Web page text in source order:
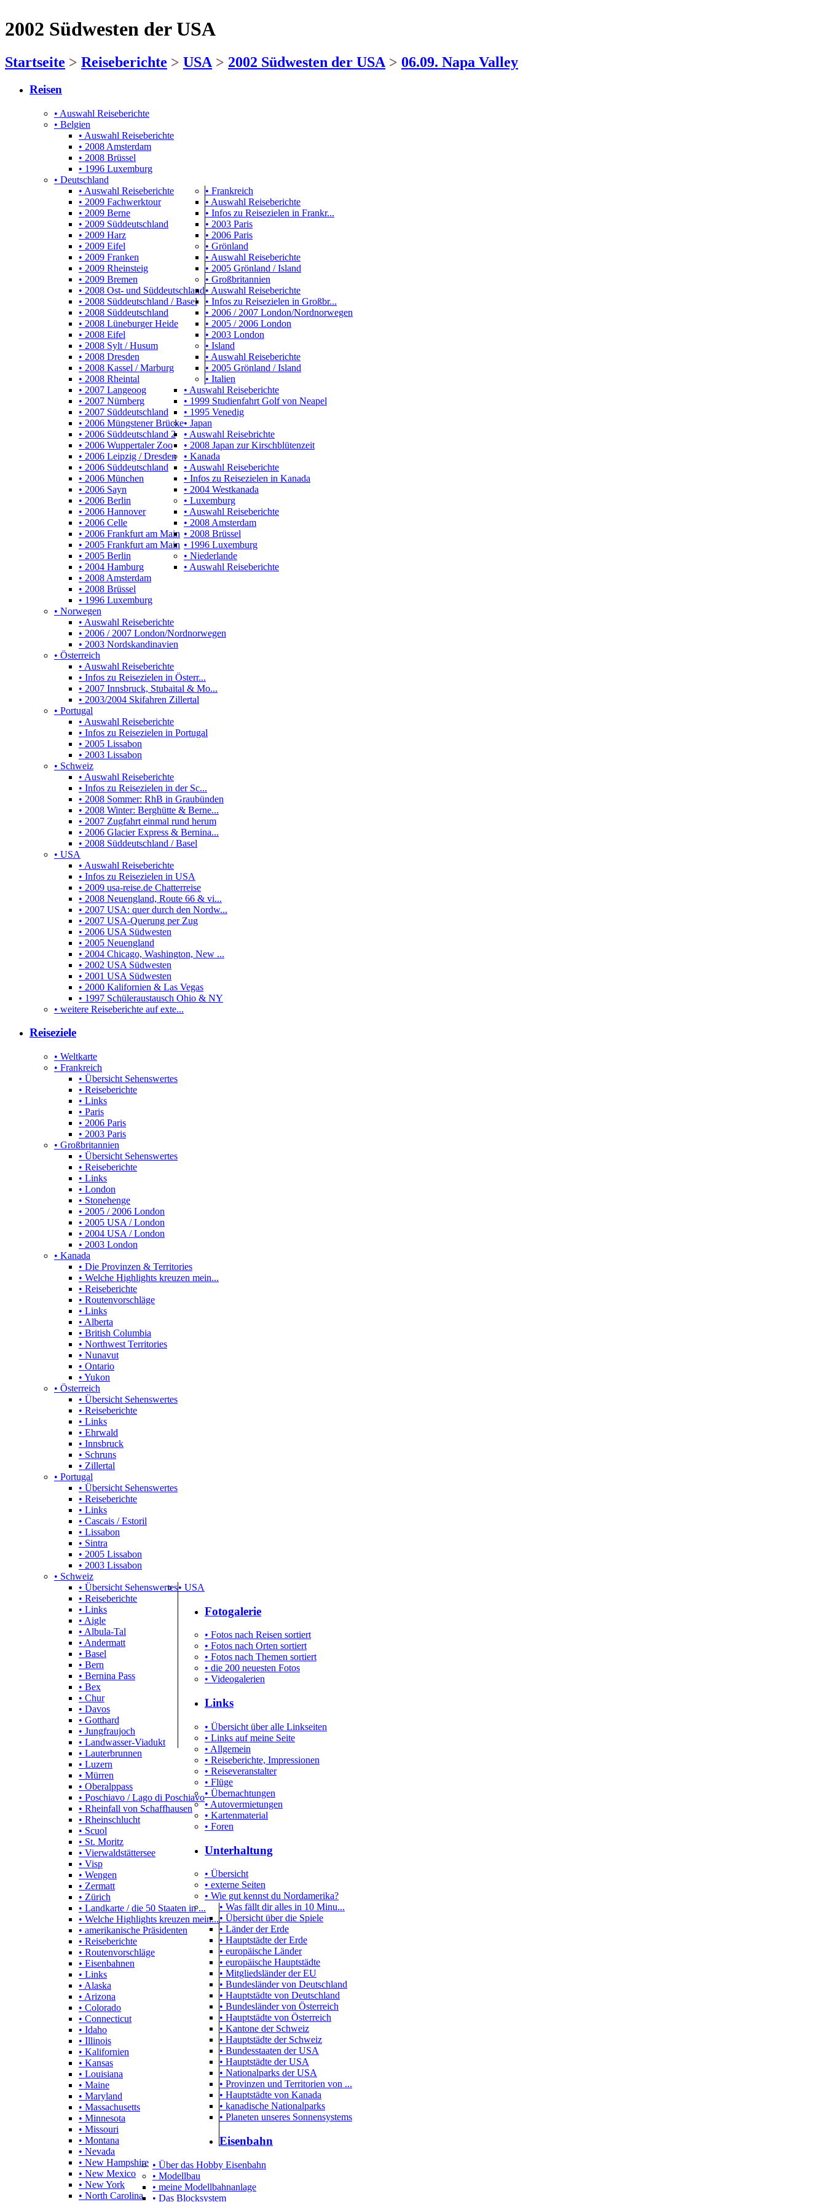
2002 Südwesten der USA
Startseite > Reiseberichte > USA > 2002 Südwesten der USA > 06.09. Napa Valley
Reisen
• Auswahl Reiseberichte
• Belgien
• Auswahl Reiseberichte
• 2008 Amsterdam
• 2008 Brüssel
• 1996 Luxemburg
• Deutschland
• Auswahl Reiseberichte
• 2009 Fachwerktour
• 2009 Berne
• 2009 Süddeutschland
• 2009 Harz
• 2009 Eifel
• 2009 Franken
• 2009 Rheinsteig
• 2009 Bremen
• 2008 Ost- und Süddeutschland
• 2008 Süddeutschland / Basel
• 2008 Süddeutschland
• 2008 Lüneburger Heide
• 2008 Eifel
• 2008 Sylt / Husum
• 2008 Dresden
• 2008 Kassel / Marburg
• 2008 Rheintal
• 2007 Langeoog
• 2007 Nürnberg
• 2007 Süddeutschland
• 2006 Müngstener Brücke
• 2006 Süddeutschland 2
• 2006 Wuppertaler Zoo
• 2006 Leipzig / Dresden
• 2006 Süddeutschland
• 2006 München
• 2006 Sayn
• 2006 Berlin
• 2006 Hannover
• 2006 Celle
• 2006 Frankfurt am Main
• 2005 Frankfurt am Main
• 2005 Berlin
• 2004 Hamburg
• Frankreich
• Auswahl Reiseberichte
• Infos zu Reisezielen in Frankr...
• 2003 Paris
• 2006 Paris
• Grönland
• Auswahl Reiseberichte
• 2005 Grönland / Island
• Großbritannien
• Auswahl Reiseberichte
• Infos zu Reisezielen in Großbr...
• 2006 / 2007 London/Nordnorwegen
• 2005 / 2006 London
• 2003 London
• Island
• Auswahl Reiseberichte
• 2005 Grönland / Island
• Italien
• Auswahl Reiseberichte
• 1999 Studienfahrt Golf von Neapel
• 1995 Venedig
• Japan
• Auswahl Reisebrichte
• 2008 Japan zur Kirschblütenzeit
• Kanada
• Auswahl Reiseberichte
• Infos zu Reisezielen in Kanada
• 2004 Westkanada
• Luxemburg
• Auswahl Reiseberichte
• 2008 Amsterdam
• 2008 Brüssel
• 1996 Luxemburg
• Niederlande
• Auswahl Reiseberichte
• 2008 Amsterdam
• 2008 Brüssel
• 1996 Luxemburg
• Norwegen
• Auswahl Reiseberichte
• 2006 / 2007 London/Nordnorwegen
• 2003 Nordskandinavien
• Österreich
• Auswahl Reiseberichte
• Infos zu Reisezielen in Österr...
• 2007 Innsbruck, Stubaital & Mo...
• 2003/2004 Skifahren Zillertal
• Portugal
• Auswahl Reiseberichte
• Infos zu Reisezielen in Portugal
• 2005 Lissabon
• 2003 Lissabon
• Schweiz
• Auswahl Reiseberichte
• Infos zu Reisezielen in der Sc...
• 2008 Sommer: RhB in Graubünden
• 2008 Winter: Berghütte & Berne...
• 2007 Zugfahrt einmal rund herum
• 2006 Glacier Express & Bernina...
• 2008 Süddeutschland / Basel
• USA
• Auswahl Reiseberichte
• Infos zu Reisezielen in USA
• 2009 usa-reise.de Chatterreise
• 2008 Neuengland, Route 66 & vi...
• 2007 USA: quer durch den Nordw...
• 2007 USA-Querung per Zug
• 2006 USA Südwesten
• 2005 Neuengland
• 2004 Chicago, Washington, New ...
• 2002 USA Südwesten
• 2001 USA Südwesten
• 2000 Kalifornien & Las Vegas
• 1997 Schüleraustausch Ohio & NY
• weitere Reiseberichte auf exte...
Reiseziele
• Weltkarte
• Frankreich
• Übersicht Sehenswertes
• Reiseberichte
• Links
• Paris
• 2006 Paris
• 2003 Paris
• Großbritannien
• Übersicht Sehenswertes
• Reiseberichte
• Links
• London
• Stonehenge
• 2005 / 2006 London
• 2005 USA / London
• 2004 USA / London
• 2003 London
• Kanada
• Die Provinzen & Territories
• Welche Highlights kreuzen mein...
• Reiseberichte
• Routenvorschläge
• Links
• Alberta
• British Columbia
• Northwest Territories
• Nunavut
• Ontario
• Yukon
• Österreich
• Übersicht Sehenswertes
• Reiseberichte
• Links
• Ehrwald
• Innsbruck
• Schruns
• Zillertal
• Portugal
• Übersicht Sehenswertes
• Reiseberichte
• Links
• Cascais / Estoril
• Lissabon
• Sintra
• 2005 Lissabon
• 2003 Lissabon
• Schweiz
• Übersicht Sehenswertes
• Reiseberichte
• Links
• Aigle
• Albula-Tal
• Andermatt
• Basel
• Bern
• Bernina Pass
• Bex
• Chur
• Davos
• Gotthard
• Jungfraujoch
• Landwasser-Viadukt
• Lauterbrunnen
• Luzern
• Mürren
• Oberalppass
• Poschiavo / Lago di Poschiavo
• Rheinfall von Schaffhausen
• Rheinschlucht
• Scuol
• St. Moritz
• Vierwaldstättersee
• Visp
• Wengen
• Zermatt
• Zürich
• USA
• Landkarte / die 50 Staaten in ...
• Welche Highlights kreuzen mein...
• amerikanische Präsidenten
• Reiseberichte
• Routenvorschläge
• Eisenbahnen
• Links
• Alaska
• Arizona
• Colorado
• Connecticut
• Idaho
• Illinois
• Kalifornien
• Kansas
• Louisiana
• Maine
• Maryland
• Massachusetts
• Minnesota
• Missouri
• Montana
• Nevada
• New Hampshire
• New Mexico
• New York
• North Carolina
Fotogalerie
• Fotos nach Reisen sortiert
• Fotos nach Orten sortiert
• Fotos nach Themen sortiert
• die 200 neuesten Fotos
• Videogalerien
Links
• Übersicht über alle Linkseiten
• Links auf meine Seite
• Allgemein
• Reiseberichte, Impressionen
• Reiseveranstalter
• Flüge
• Übernachtungen
• Autovermietungen
• Kartenmaterial
• Foren
Unterhaltung
• Übersicht
• externe Seiten
• Wie gut kennst du Nordamerika?
• Was fällt dir alles in 10 Minu...
• Übersicht über die Spiele
• Länder der Erde
• Hauptstädte der Erde
• europäische Länder
• europäische Hauptstädte
• Mitgliedsländer der EU
• Bundesländer von Deutschland
• Hauptstädte von Deutschland
• Bundesländer von Österreich
• Hauptstädte von Österreich
• Kantone der Schweiz
• Hauptstädte der Schweiz
• Bundesstaaten der USA
• Hauptstädte der USA
• Nationalparks der USA
• Provinzen und Territorien von ...
• Hauptstädte von Kanada
• kanadische Nationalparks
• Planeten unseres Sonnensystems
Eisenbahn
• Über das Hobby Eisenbahn
• Modellbau
• meine Modellbahnanlage
• Das Blocksystem